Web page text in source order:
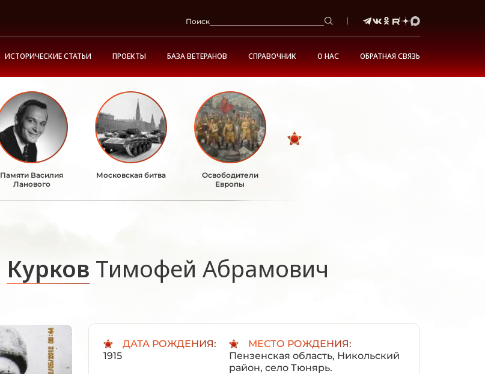
Поиск
ИСТОРИЧЕСКИЕ СТАТЬИ ПРОЕКТЫ БАЗА ВЕТЕРАНОВ СПРАВОЧНИК О НАС ОБРАТНАЯ СВЯЗЬ
Памяти Василия
Ланового
Московская битва
Освободители
Европы
Курков Тимофей Абрамович
ДАТА РОЖДЕНИЯ:
1915
МЕСТО РОЖДЕНИЯ:
Пензенская область, Никольский
район, село Тюнярь.